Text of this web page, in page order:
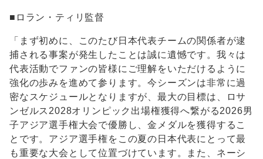
■ロラン・ティリ監督
「まず初めに、このたび日本代表チームの関係者が逮
捕される事案が発生したことは誠に遺憾です。我々は
代表活動でファンの皆様にご理解をいただけるように
強化の歩みを進めて参ります。今シーズンは非常に過
密なスケジュールとなりますが、最大の目標は、ロサ
ンゼルス2028オリンピック出場権獲得へ繋がる2026男
子アジア選手権大会で優勝し、金メダルを獲得するこ
とです。アジア選手権をこの夏の日本代表にとって最
も重要な大会として位置づけています。また、ネーシ